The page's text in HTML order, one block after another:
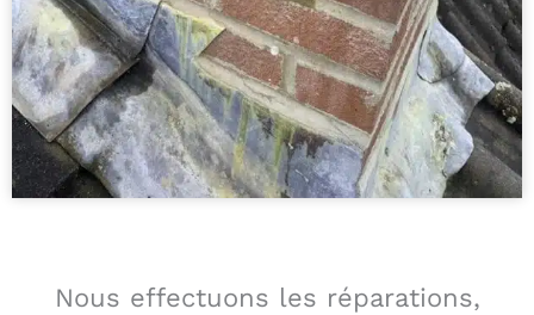
Nous effectuons les réparations,